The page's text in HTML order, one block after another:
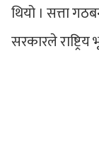
थियो । सत्ता
सरकारले